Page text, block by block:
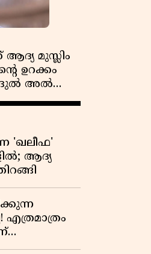
മുസ്ലിം
ഉറക്കം
അൽ
തരംഗം!
'ഖലീഫ'
ആദ്യ
എത്രമാത്രം
രഹസ്യങ്ങൾ